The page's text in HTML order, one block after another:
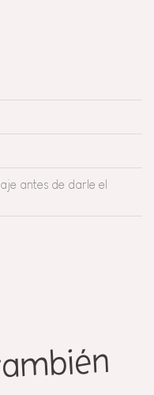
antes de darle el